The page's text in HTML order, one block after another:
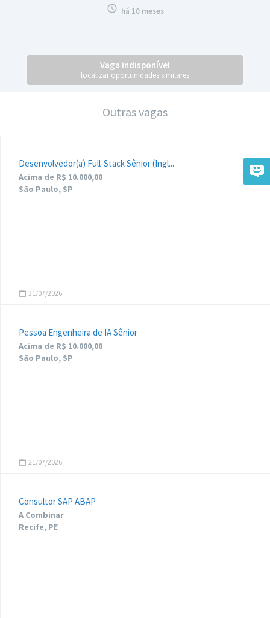
 há 10 meses
Vaga indisponível
localizar oportunidades similares
Outras vagas
Desenvolvedor(a) Full-Stack Sênior (Ingl...
Acima de R$ 10.000,00
São Paulo, SP
31/07/2026
Pessoa Engenheira de IA Sênior
Acima de R$ 10.000,00
São Paulo, SP
21/07/2026
Consultor SAP ABAP
A Combinar
Recife, PE